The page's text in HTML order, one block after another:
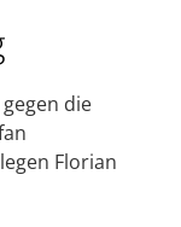
die
Florian